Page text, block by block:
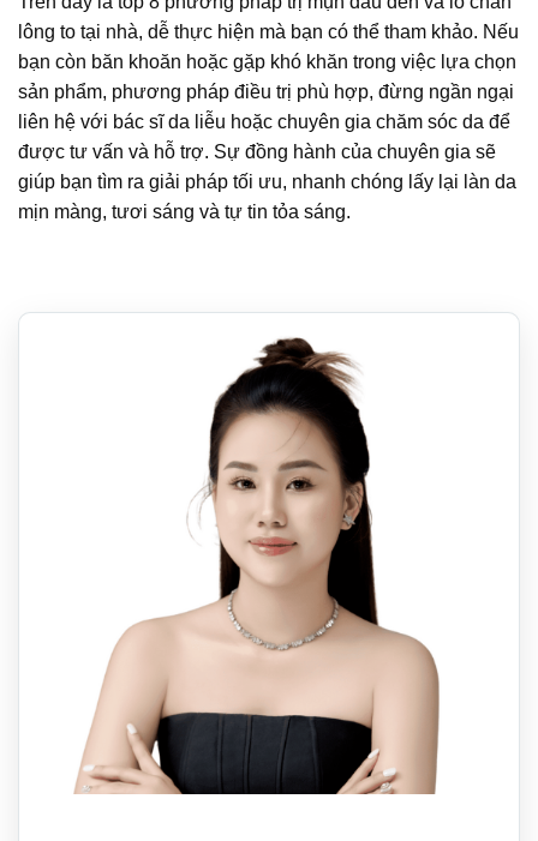
lông to tại nhà, dễ thực hiện mà bạn có thể tham khảo. Nếu
bạn còn băn khoăn hoặc gặp khó khăn trong việc lựa chọn
sản phẩm, phương pháp điều trị phù hợp, đừng ngần ngại
liên hệ với bác sĩ da liễu hoặc chuyên gia chăm sóc da để
được tư vấn và hỗ trợ. Sự đồng hành của chuyên gia sẽ
giúp bạn tìm ra giải pháp tối ưu, nhanh chóng lấy lại làn da
mịn màng, tươi sáng và tự tin tỏa sáng.